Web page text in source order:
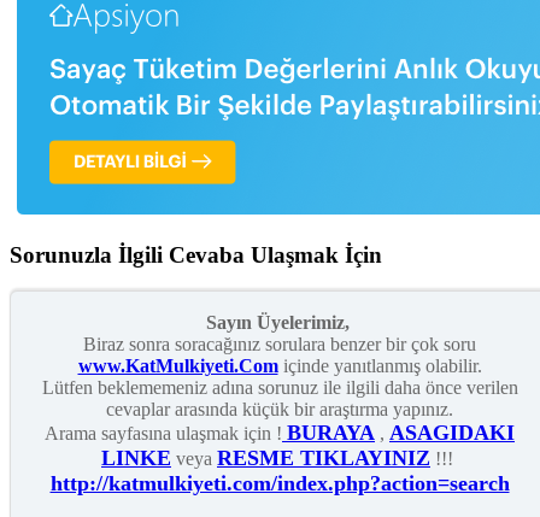
Sorunuzla İlgili Cevaba Ulaşmak İçin
Sayın Üyelerimiz,
Biraz sonra soracağınız sorulara benzer bir çok soru
www.KatMulkiyeti.Comiçinde yanıtlanmış olabilir.
Lütfen beklememeniz adına sorunuz ile ilgili daha önce verilen
cevaplar arasında küçük bir araştırma yapınız.
Arama sayfasına ulaşmak için ! BURAYA , ASAGIDAKI
LINKE veya RESME TIKLAYINIZ !!!
http://katmulkiyeti.com/index.php?action=search